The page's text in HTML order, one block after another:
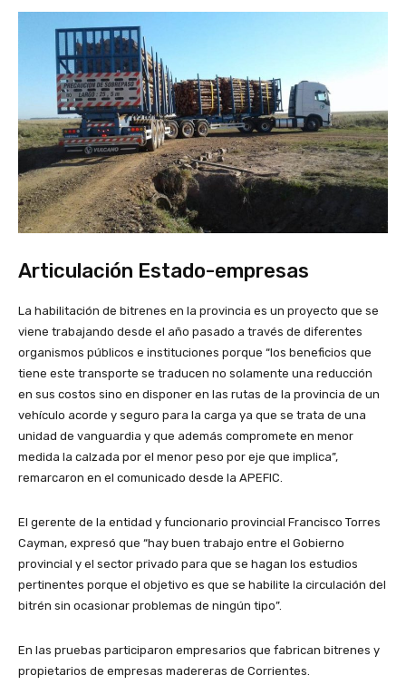
Articulación Estado-empresas
La habilitación de bitrenes en la provincia es un proyecto que se
viene trabajando desde el año pasado a través de diferentes
organismos públicos e instituciones porque “los beneficios que
tiene este transporte se traducen no solamente una reducción
en sus costos sino en disponer en las rutas de la provincia de un
vehículo acorde y seguro para la carga ya que se trata de una
unidad de vanguardia y que además compromete en menor
medida la calzada por el menor peso por eje que implica”,
remarcaron en el comunicado desde la APEFIC.
El gerente de la entidad y funcionario provincial Francisco Torres
Cayman, expresó que “hay buen trabajo entre el Gobierno
provincial y el sector privado para que se hagan los estudios
pertinentes porque el objetivo es que se habilite la circulación del
bitrén sin ocasionar problemas de ningún tipo”.
En las pruebas participaron empresarios que fabrican bitrenes y
propietarios de empresas madereras de Corrientes.